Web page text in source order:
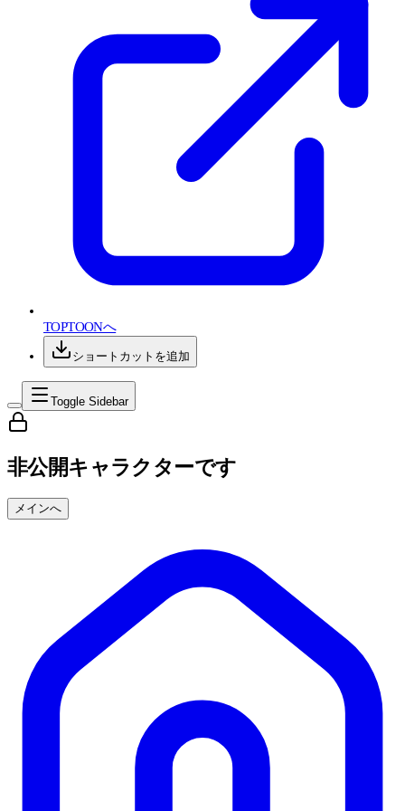
TOPTOONへ
ショートカットを追加
Toggle Sidebar
非公開キャラクターです
メインへ